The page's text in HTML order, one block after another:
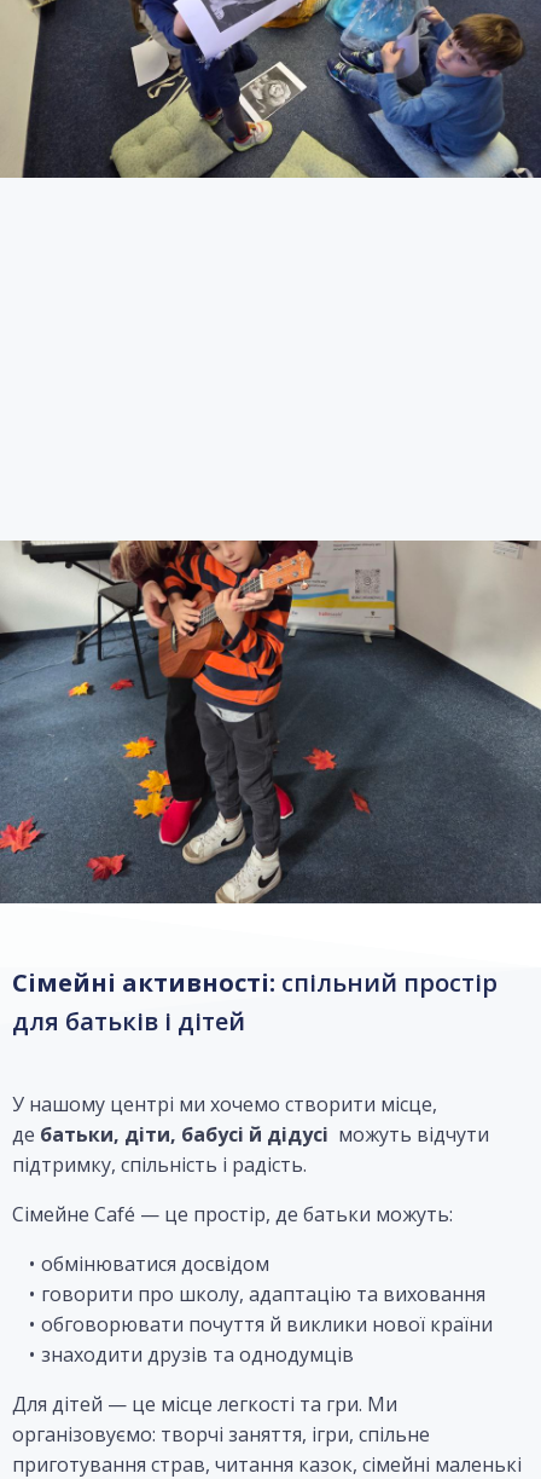
Сімейні активності: спільний простір
для батьків і дітей
У нашому центрі ми хочемо створити місце,
де батьки, діти, бабусі й дідусі можуть відчути
підтримку, спільність і радість.
Сімейне Café — це простір, де батьки можуть:
обмінюватися досвідом
говорити про школу, адаптацію та виховання
обговорювати почуття й виклики нової країни
знаходити друзів та однодумців
Для дітей — це місце легкості та гри. Ми
організовуємо: творчі заняття, ігри, спільне
приготування страв, читання казок, сімейні маленькі